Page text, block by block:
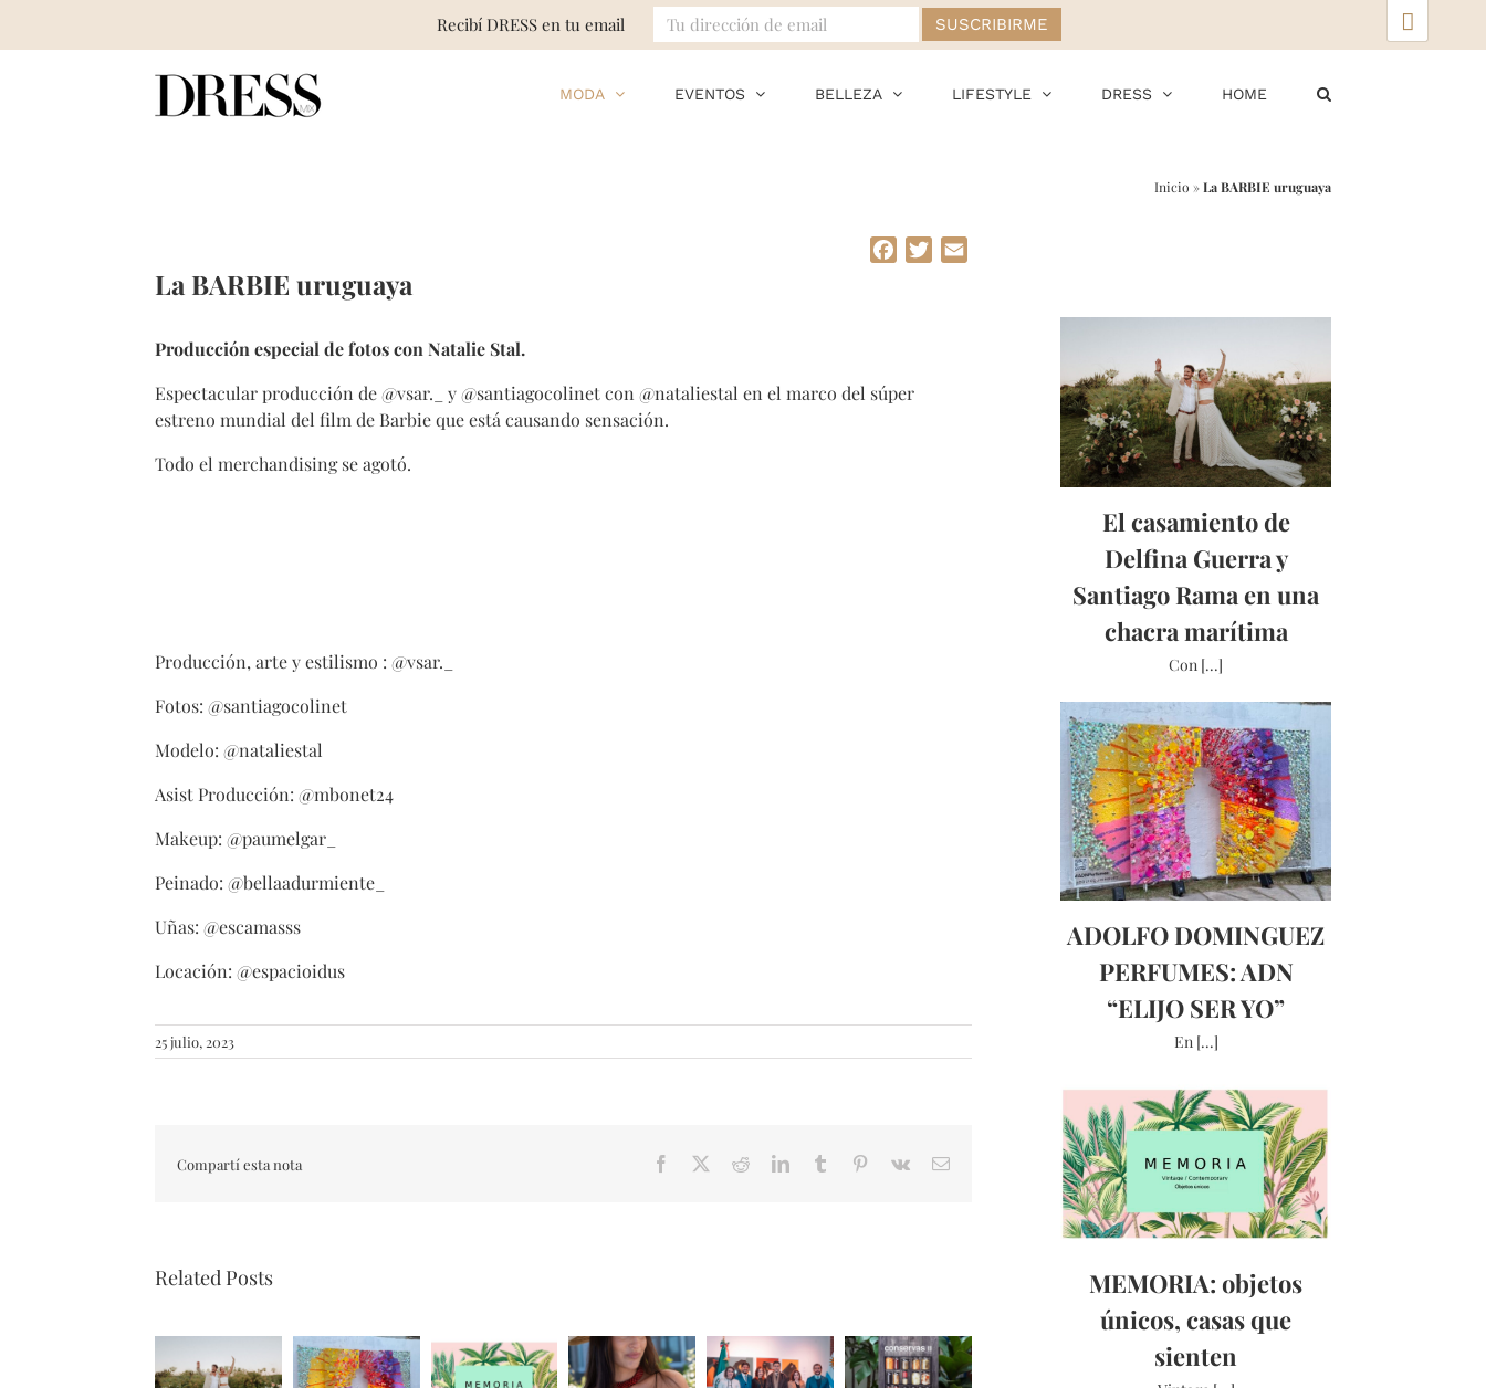
MODA EVENTOS BELLEZA LIFESTYLE DRESS HOME
Inicio »La BARBIE uruguaya
Facebook
Twitter
La BARBIE uruguaya
Producción especial de fotos con Natalie Stal.
Espectacular producción de @vsar._ y @santiagocolinet con @nataliestal en el marco del súper
estreno mundial del film de Barbie que está causando sensación.
Todo el merchandising se agotó.
Producción, arte y estilismo : @vsar._
Fotos: @santiagocolinet
Modelo: @nataliestal
Asist Producción: @mbonet24
Makeup: @paumelgar_
Peinado: @bellaadurmiente_
Uñas: @escamasss
Locación: @espacioidus
25 julio, 2023
Compartí esta nota Facebook RedditLinkedInTumblr Pinterest
Vk Email
Related Posts
El casamiento de
Delfina Guerra y
Santiago Rama en una
chacra marítima
Con [...]
ADOLFO DOMINGUEZ
PERFUMES: ADN
“ELIJO SER YO”
En [...]
MEMORIA: objetos
únicos, casas que
sienten
Recibí DRESS en tu email